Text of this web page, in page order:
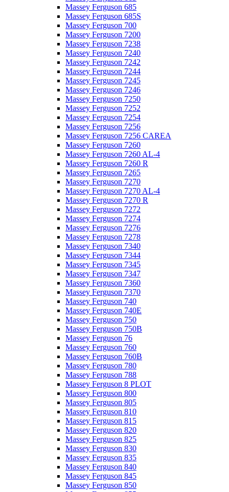
Massey Ferguson 685
Massey Ferguson 685S
Massey Ferguson 700
Massey Ferguson 7200
Massey Ferguson 7238
Massey Ferguson 7240
Massey Ferguson 7242
Massey Ferguson 7244
Massey Ferguson 7245
Massey Ferguson 7246
Massey Ferguson 7250
Massey Ferguson 7252
Massey Ferguson 7254
Massey Ferguson 7256
Massey Ferguson 7256 CAREA
Massey Ferguson 7260
Massey Ferguson 7260 AL-4
Massey Ferguson 7260 R
Massey Ferguson 7265
Massey Ferguson 7270
Massey Ferguson 7270 AL-4
Massey Ferguson 7270 R
Massey Ferguson 7272
Massey Ferguson 7274
Massey Ferguson 7276
Massey Ferguson 7278
Massey Ferguson 7340
Massey Ferguson 7344
Massey Ferguson 7345
Massey Ferguson 7347
Massey Ferguson 7360
Massey Ferguson 7370
Massey Ferguson 740
Massey Ferguson 740E
Massey Ferguson 750
Massey Ferguson 750B
Massey Ferguson 76
Massey Ferguson 760
Massey Ferguson 760B
Massey Ferguson 780
Massey Ferguson 788
Massey Ferguson 8 PLOT
Massey Ferguson 800
Massey Ferguson 805
Massey Ferguson 810
Massey Ferguson 815
Massey Ferguson 820
Massey Ferguson 825
Massey Ferguson 830
Massey Ferguson 835
Massey Ferguson 840
Massey Ferguson 845
Massey Ferguson 850